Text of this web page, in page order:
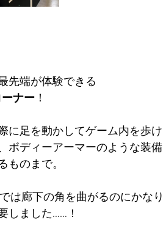
先端が体験できる
ーナー ！
に足を動かしてゲーム内を歩け
ボディーアーマーのような装備
ものまで。
は廊下の角を曲がるのにかなり
しました……！